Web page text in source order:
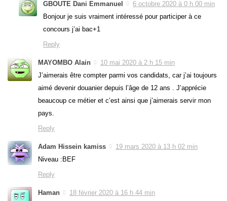
GBOUTE Dani Emmanuel
6 octobre 2020 à 0 h 00 min
Bonjour je suis vraiment intéressé pour participer à ce
concours j’ai bac+1
Reply
MAYOMBO Alain
10 mai 2020 à 2 h 15 min
J’aimerais être compter parmi vos candidats, car j’ai toujours
aimé devenir douanier depuis l’âge de 12 ans . J’apprécie
beaucoup ce métier et c’est ainsi que j’aimerais servir mon
pays.
Reply
Adam Hissein kamiss
19 mars 2020 à 13 h 02 min
Niveau :BEF
Reply
Haman
18 février 2020 à 16 h 44 min